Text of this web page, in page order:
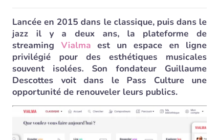
Lancée en 2015 dans le classique, puis dans le
jazz il y a deux ans, la plateforme de
streaming Vialma est un espace en ligne
privilégié pour des esthétiques musicales
souvent isolées. Son fondateur Guillaume
Descottes voit dans le Pass Culture une
opportunité de renouveler leurs publics.